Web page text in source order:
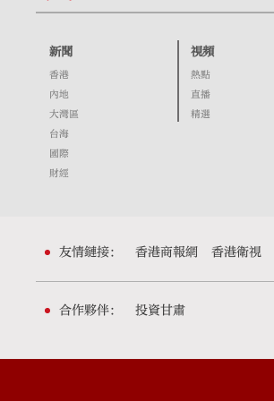
新聞
香港
內地
大灣區
台海
國際
財經
視頻
熱點
直播
精選
友情鏈接： 香港商報網 香港衛視
合作夥伴： 投資甘肅